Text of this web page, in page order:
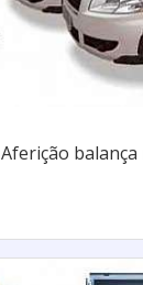
Aferição